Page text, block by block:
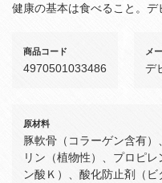
健康の基本は食べること。デ
商品コード
4970501033486
メ
デ
原材料
豚軟骨（コラーゲン含有
リン（植物性）、プロピ
ン酸Ｋ）、酸化防止剤（